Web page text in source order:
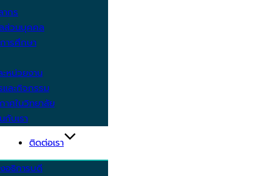
กร
ส่วนบุคคล
ารศึกษา
หน่วยงาน
และกิจกรรม
าศในวิทยาลัย
กับเรา
ติดต่อเรา
อธิการบดี